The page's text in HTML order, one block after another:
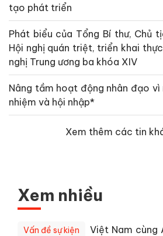
tạo phát triển
Phát biểu của Tổng Bí thư, Chủ
Hội nghị quán triệt, triển khai
nghị Trung ương ba khóa XIV
Nâng tầm hoạt động nhân đạo
nhiệm và hội nhập*
Xem thêm các tin
Xem nhiều
Vấn đề sự kiện
Việt Nam cùng